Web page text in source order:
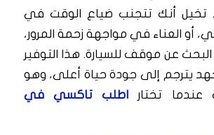
تخيل أنك تتجنب ضياع الوقت في
أو العناء في مواجهة زحمة المرور،
عن موقف للسيارة. هذا التوفير
يترجم إلى جودة حياة أعلى، وهو
تختار
اطلب تاكسي في